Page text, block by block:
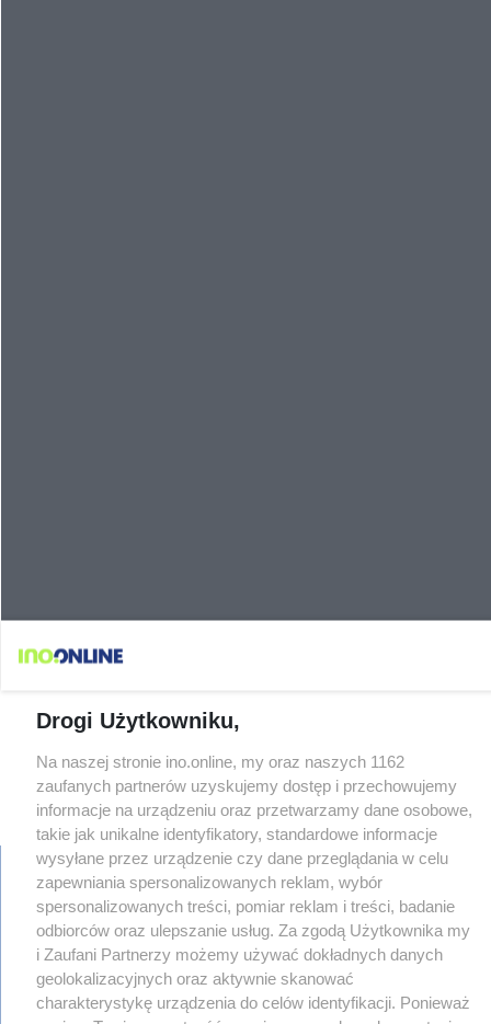
regulamin
reklama
redakcja
pliki cookies
prywatność
Drogi Użytkowniku,
Na naszej stronie ino.online, my oraz naszych 1162
zaufanych partnerów uzyskujemy dostęp i przechowujemy
informacje na urządzeniu oraz przetwarzamy dane osobowe,
takie jak unikalne identyfikatory, standardowe informacje
wysyłane przez urządzenie czy dane przeglądania w celu
zapewniania spersonalizowanych reklam, wybór
spersonalizowanych treści, pomiar reklam i treści, badanie
odbiorców oraz ulepszanie usług. Za zgodą Użytkownika my
i Zaufani Partnerzy możemy używać dokładnych danych
geolokalizacyjnych oraz aktywnie skanować
charakterystykę urządzenia do celów identyfikacji. Ponieważ